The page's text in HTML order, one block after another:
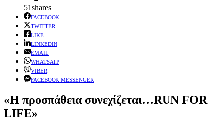
51shares
FACEBOOK
TWITTER
LIKE
LINKEDIN
EMAIL
WHATSAPP
VIBER
FACEBOOK MESSENGER
«Η προσπάθεια συνεχίζεται…RUN FOR
LIFE»